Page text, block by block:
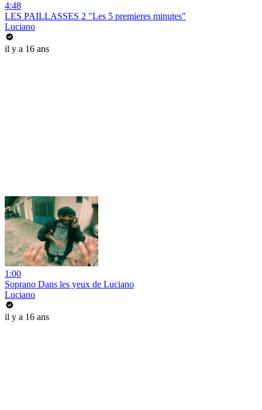
4:48
LES PAILLASSES 2 "Les 5 premieres minutes"
Luciano
il y a 16 ans
1:00
Soprano Dans les yeux de Luciano
Luciano
il y a 16 ans